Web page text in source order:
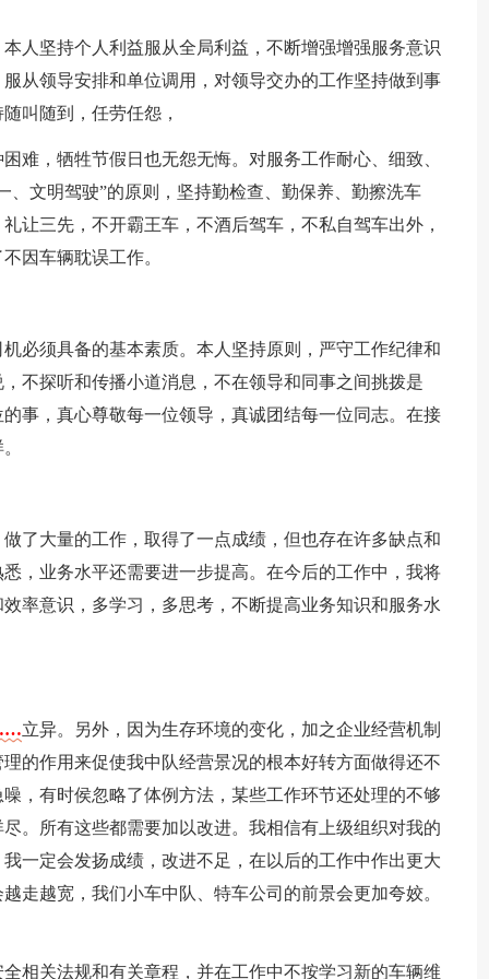
人坚持个人利益服从全局利益，不断增强增强服务意识
从领导安排和单位调用，对领导交办的工作坚持做到事
叫随到，任劳任怨，
难，牺牲节假日也无怨无悔。对服务工作耐心、细致、
、文明驾驶”的原则，坚持勤检查、勤保养、勤擦洗车
让三先，不开霸王车，不酒后驾车，不私自驾车出外，
因车辆耽误工作。
必须具备的基本素质。本人坚持原则，严守工作纪律和
不探听和传播小道消息，不在领导和同事之间挑拨是
事，真心尊敬每一位领导，真诚团结每一位同志。在接
了大量的工作，取得了一点成绩，但也存在许多缺点和
，业务水平还需要进一步提高。在今后的工作中，我将
率意识，多学习，多思考，不断提高业务知识和服务水
立异。另外，因为生存环境的变化，加之企业经营机制
的作用来促使我中队经营景况的根本好转方面做得还不
，有时侯忽略了体例方法，某些工作环节还处理的不够
。所有这些都需要加以改进。我相信有上级组织对我的
一定会发扬成绩，改进不足，在以后的工作中作出更大
走越宽，我们小车中队、特车公司的前景会更加夸姣。
相关法规和有关章程，并在工作中不按学习新的车辆维